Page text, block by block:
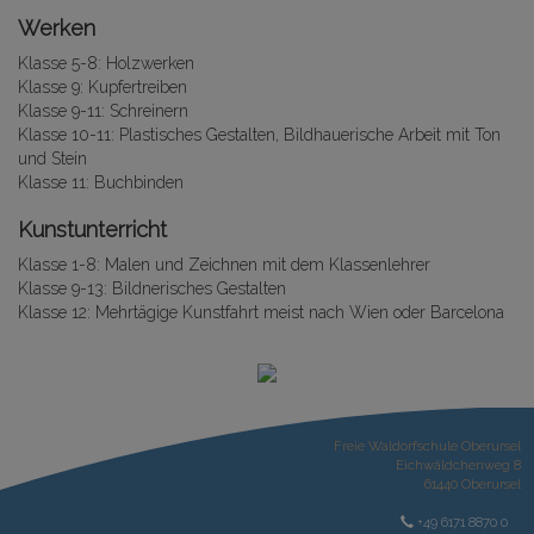
Werken
Klasse 5-8: Holzwerken
Klasse 9: Kupfertreiben
Klasse 9-11: Schreinern
Klasse 10-11: Plastisches Gestalten, Bildhauerische Arbeit mit Ton
und Stein
Klasse 11: Buchbinden
Kunstunterricht
Klasse 1-8: Malen und Zeichnen mit dem Klassenlehrer
Klasse 9-13: Bildnerisches Gestalten
Klasse 12: Mehrtägige Kunstfahrt meist nach Wien oder Barcelona
Freie Waldorfschule Oberursel
Eichwäldchenweg 8
61440 Oberursel
+49 6171 8870 0